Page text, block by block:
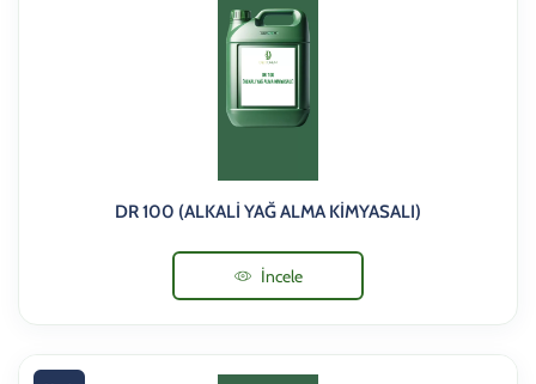
DR 100 (ALKALİ YAĞ ALMA KİMYASALI)
İncele